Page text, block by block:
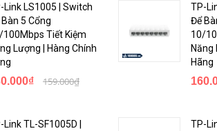
các mối đe dọa tiềm ẩn. Điều này đặc biệt
đơn giản:
Với giao diện quản lý web dễ sử dụng,
theo dõi và kiểm soát mạng của mình, từ việc
linh hoạt và tăng cường khả năng mở rộng.
Link LS1005 | Switch
5 Cổng
100Mbps Tiết Kiệm
Lượng | Hàng Chính
159.000₫
TP-
Để
10/
Năng
Hãng
Link TL-SF1005D |
TP-